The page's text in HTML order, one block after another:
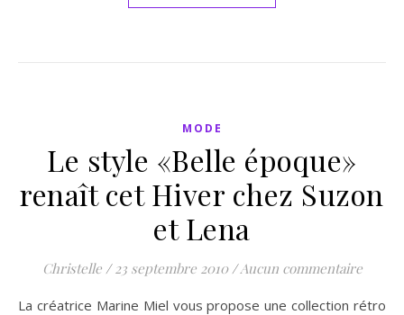
MODE
Le style «Belle époque»
renaît cet Hiver chez Suzon
et Lena
Christelle / 23 septembre 2010 /Aucun commentaire
La créatrice Marine Miel vous propose une collection rétro